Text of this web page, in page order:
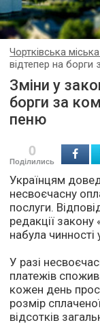
Чортківська
відтепер на борги
Зміни у
борги за
пеню
0
Поділились
Українцям
несвоєчасну
послуги.
редакції
набула чинності
У разі
платежів
кожен день
розмір
відсотків